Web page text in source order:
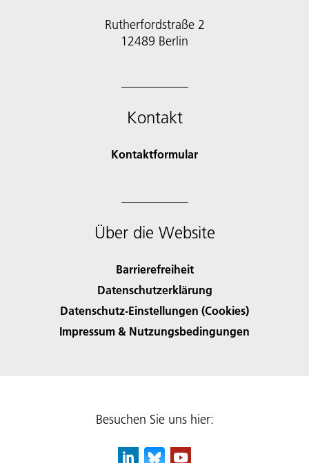
Rutherfordstraße 2
12489 Berlin
Kontakt
Kontaktformular
Über die Website
Barrierefreiheit
Datenschutzerklärung
Datenschutz-Einstellungen (Cookies)
Impressum & Nutzungsbedingungen
Besuchen Sie uns hier: